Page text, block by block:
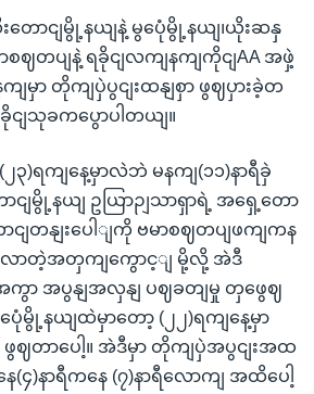
းတောငျမွို့နယျနဲ့ မွပေုံမွို့နယျ၊ယိုးဆနှ
မာစဈတပျနဲ့ ရခိုငျလကျနကျကိုငျAA အဖှဲ့
မှာ တိုကျပှဲပွငျးထနျစှာ ဖွဈပှားခဲ့တ
ငျသုခကပွောပါတယျ။
၃)ရကျနေ့မှာလဲဘဲ မနကျ(၁၁)နာရီခှဲ
ငျမွို့နယျ ဥယြာဉျသာရှာရဲ့ အရှေ့တော
ငျတနျးပေါျကို ဗမာစဈတပျဖကျကန
လာတဲ့အတှကျကွောင့ျ မို့လို့ အဲဒီ
ကွာ အပွနျအလှနျ ပဈခတျမှု တှဖွေဈ
ေုံမွို့နယျထဲမှာတော့ (၂၂)ရကျနေ့မှာ
ဈတာပေါ့။ အဲဒီမှာ တိုကျပှဲအပွငျးအထ
၄)နာရီကနေ (၇)နာရီလောကျ အထိပေါ့